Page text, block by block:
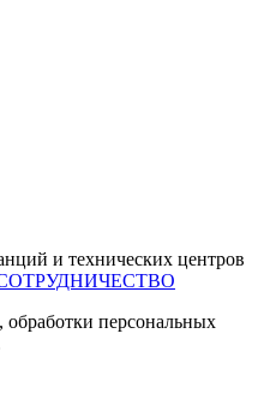
и технических центров
, обработки персональных